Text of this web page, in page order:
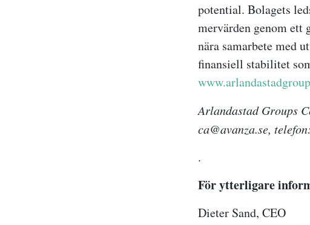
potential. Bolagets
mervärden genom ett
nära samarbete med
finansiell stabilitet
Arlandastad Groups
ca@avanza.se,
.
För ytterligare
Dieter Sand, CEO